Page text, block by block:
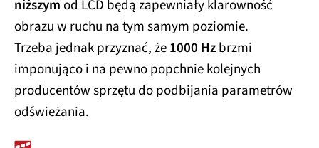
niższymod LCD będą zapewniały klarowność
obrazu w ruchu na tym samym poziomie.
Trzeba jednak przyznać, że1000 Hzbrzmi
imponująco i na pewno popchnie kolejnych
producentów sprzętu do podbijania parametrów
odświeżania.